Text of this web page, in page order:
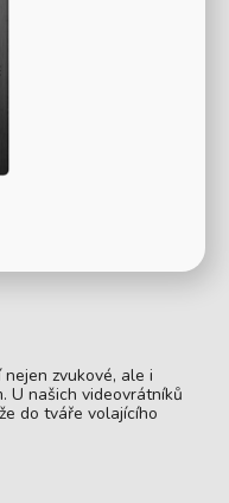
zvukové, ale i
U našich videovrátníků
do tváře volajícího